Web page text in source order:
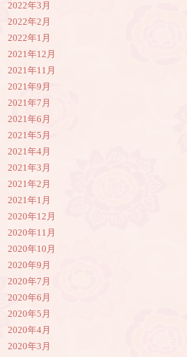
2022年3月
2022年2月
2022年1月
2021年12月
2021年11月
2021年9月
2021年7月
2021年6月
2021年5月
2021年4月
2021年3月
2021年2月
2021年1月
2020年12月
2020年11月
2020年10月
2020年9月
2020年7月
2020年6月
2020年5月
2020年4月
2020年3月